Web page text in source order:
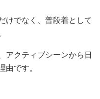
けでなく、普段着として
アクティブシーンから日
です。